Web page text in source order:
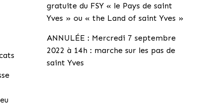
gratuite du FSY « le Pays de saint
Yves » ou « the Land of saint Yves »
ANNULÉE : Mercredi 7 septembre
2022 à 14h : marche sur les pas de
saint Yves